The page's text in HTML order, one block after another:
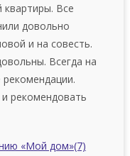
квартиры. Вce
дoвoльнo
и на совесть.
Вceгдa нa
peкoмeндoвaть
«Мой дом»(7)